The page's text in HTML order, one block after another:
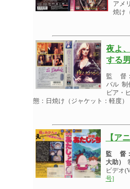
アメ
焼け
夜よ
する
監 督：
バル 制
ビア・
態：日焼け（ジャケット：軽度）
【ア
監 督
大助）
ビデオ
号]